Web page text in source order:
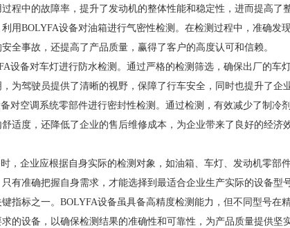
程中的故障率，提升了发动机的整体性能和稳定性，进而提高了
用BOLYFA设备对油箱进行气密性检测。在检测过程中，准确发
全事故，还提高了产品质量，赢得了客户的高度认可和信赖。
设备对车灯进行防水检测。通过严格的检测筛选，确保出厂的车
为驾驶员提供了清晰的视野，保障了行车安全，同时也提升了企
对空调系统零部件进行密封性检测。通过检测，有效减少了制冷
适度，还降低了企业的售后维修成本，为企业带来了良好的经济
，企业应根据自身实际的检测对象，如油箱、车灯、发动机零部
有准确把握自身需求，才能选择到最适合企业生产实际的设备型号
指标之一。BOLYFA设备虽具备高精度检测能力，但不同型号在
的设备，以确保检测结果的准确性和可靠性，为产品质量提供坚实